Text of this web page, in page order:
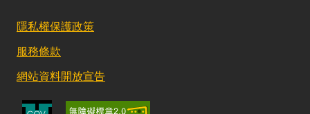
隱私權保護政策
服務條款
網站資料開放宣告